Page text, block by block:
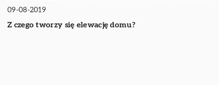
09-08-2019
Z czego tworzy się elewację domu?